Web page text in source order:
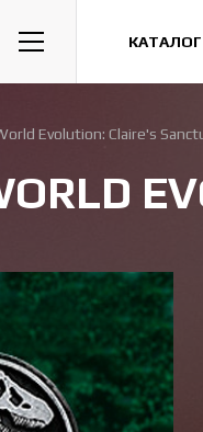
Казуальные
Evolution: Claire's